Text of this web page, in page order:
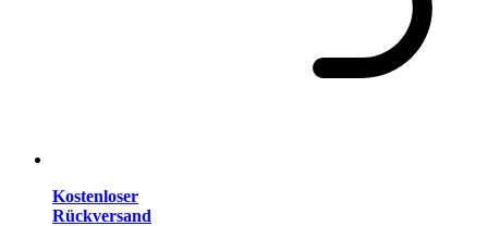
Kostenloser
Rückversand